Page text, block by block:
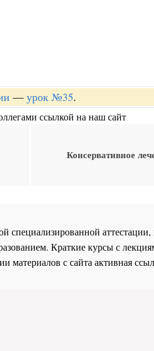
— урок №35.
ссылкой на наш сайт
Консервативное
специализированной
Краткие курсы с
материалов с сайта активная